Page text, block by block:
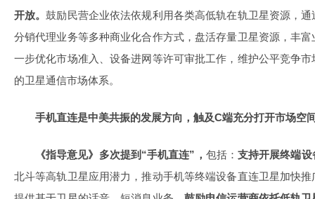
开放。鼓励民营企业依法依规利用各类高低轨在轨卫星资源，
分销代理业务等多种商业化合作方式，盘活存量卫星资源，丰
一步优化市场准入、设备进网等许可审批工作，维护公平竞争
的卫星通信市场体系。
手机直连是中美共振的发展方向，触及C端充分打开市场空
《指导意见》多次提到“手机直连”， 包括： 支持开展终端
北斗等高轨卫星应用潜力，推动手机等终端设备直连卫星加快